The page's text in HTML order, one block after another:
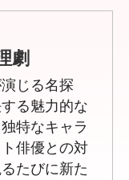
劇
じる名探
る魅力的な
特なキャラ
俳優との対
たびに新た